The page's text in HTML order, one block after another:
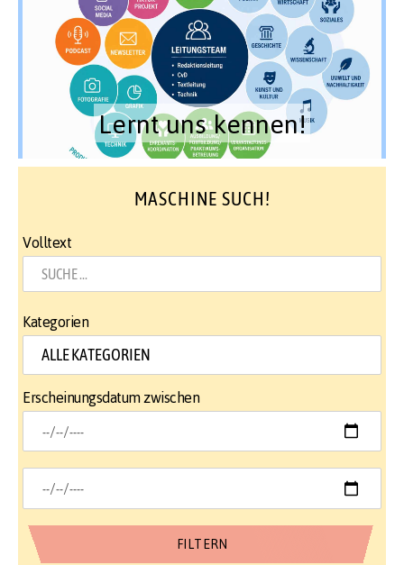
Lernt uns kennen!
MASCHINE SUCH!
Volltext
Kategorien
Erscheinungsdatum zwischen